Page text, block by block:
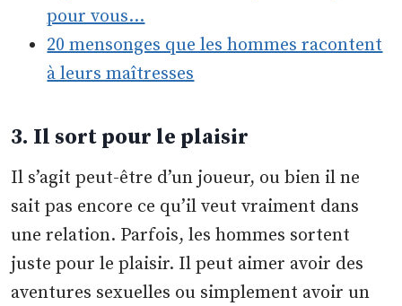
pour vous…
20 mensonges que les hommes racontent
à leurs maîtresses
3. Il sort pour le plaisir
Il s’agit peut-être d’un joueur, ou bien il ne
sait pas encore ce qu’il veut vraiment dans
une relation. Parfois, les hommes sortent
juste pour le plaisir. Il peut aimer avoir des
aventures sexuelles ou simplement avoir un